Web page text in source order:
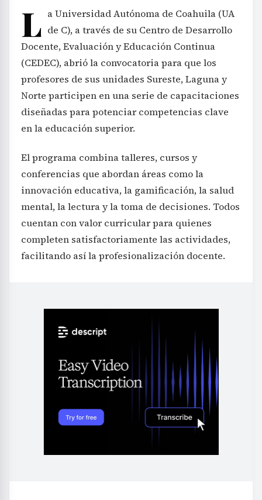
L a Universidad Autónoma de Coahuila (UA
de C), a través de su Centro de Desarrollo
Docente, Evaluación y Educación Continua
(CEDEC), abrió la convocatoria para que los
profesores de sus unidades Sureste, Laguna y
Norte participen en una serie de capacitaciones
diseñadas para potenciar competencias clave
en la educación superior.
El programa combina talleres, cursos y
conferencias que abordan áreas como la
innovación educativa, la gamificación, la salud
mental, la lectura y la toma de decisiones. Todos
cuentan con valor curricular para quienes
completen satisfactoriamente las actividades,
facilitando así la profesionalización docente.